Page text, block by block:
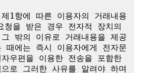
1항에 따른 이용자의 거래내용
청을 받은 경우 전자적 장치의
밖의 이유로 거래내용을 제공
때에는 즉시 이용자에게 전자문
우편을 이용한 전송을 포함한
로 그러한 사유를 알려야 하며